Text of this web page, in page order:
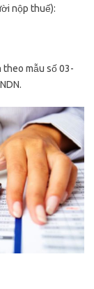
nộp thuế):
theo mẫu số 03-